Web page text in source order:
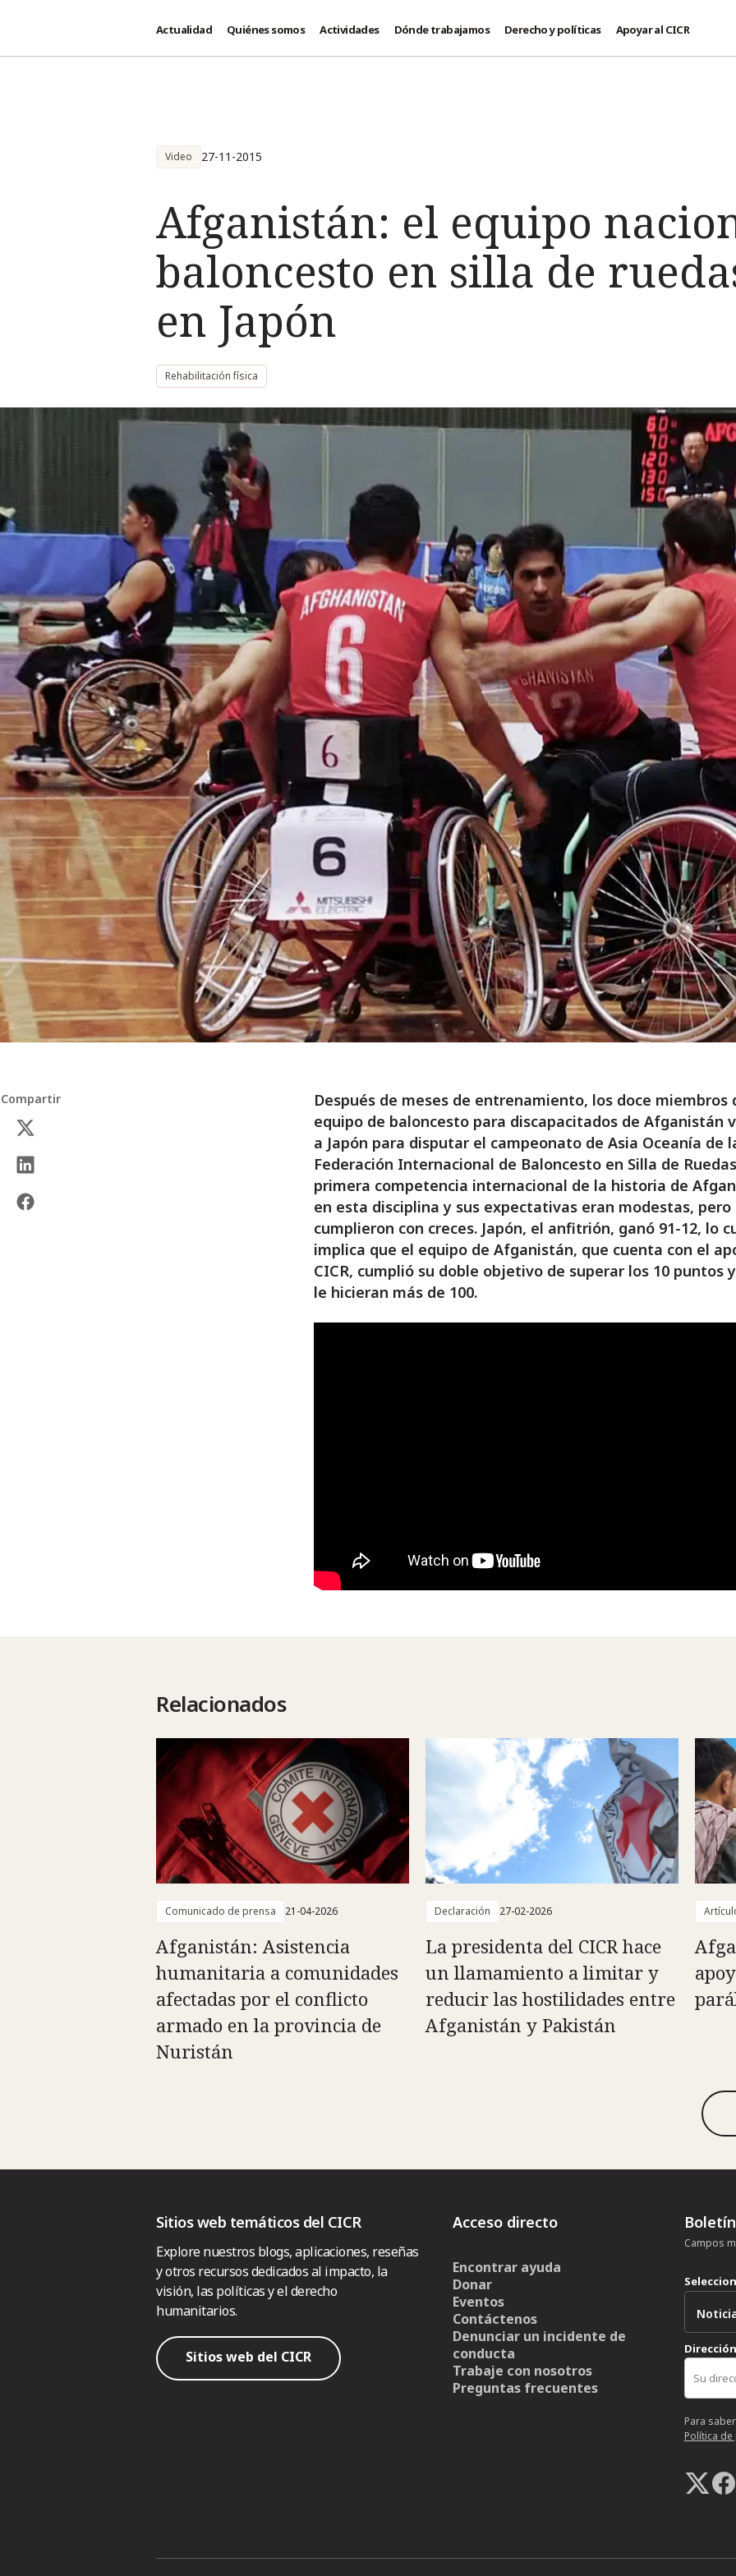
Actualidad Quiénes somos Actividades Dónde trabajamos Derecho y políticas Apoyar al CICR
Video 27-11-2015
Afganistán: el equipo
baloncesto en silla de
en Japón
Rehabilitación física
Compartir
Después de meses de entrenamiento, los doce miembros
equipo de baloncesto para discapacitados de Afganistán
a Japón para disputar el campeonato de Asia Oceanía de
Federación Internacional de Baloncesto en Silla de
primera competencia internacional de la historia de
en esta disciplina y sus expectativas eran modestas, pero
cumplieron con creces. Japón, el anfitrión, ganó 91-12, lo
implica que el equipo de Afganistán, que cuenta con el
CICR, cumplió su doble objetivo de superar los 10 puntos
le hicieran más de 100.
Relacionados
Comunicado de prensa 21-04-2026
Afganistán: Asistencia
humanitaria a comunidades
afectadas por el conflicto
armado en la provincia de
Nuristán
Declaración 27-02-2026
La presidenta del CICR hace
un llamamiento a limitar y
reducir las hostilidades entre
Afganistán y Pakistán
Sitios web temáticos del CICR
Explore nuestros blogs, aplicaciones, reseñas
y otros recursos dedicados al impacto, la
visión, las políticas y el derecho
humanitarios.
Sitios web del CICR
Acceso directo
Encontrar ayuda
Donar
Eventos
Contáctenos
Denunciar un incidente de
conducta
Trabaje con nosotros
Preguntas frecuentes
Campos
Para
Política